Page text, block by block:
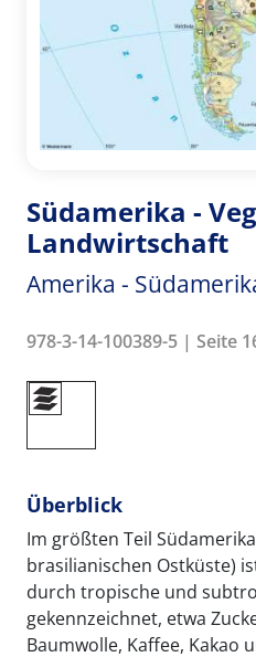
Südamerika -
Landwirtschaft
Amerika -
978-3-14-100389-5 | Seite
Überblick
Im größten Teil
brasilianischen Ostküste)
durch tropische und
gekennzeichnet, etwa
Baumwolle, Kaffee, Kakao